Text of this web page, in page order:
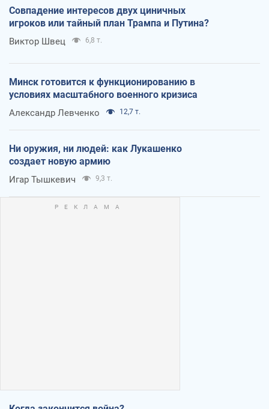
Совпадение интересов двух циничных
игроков или тайный план Трампа и Путина?
Виктор Швец 6,8 т.
Минск готовится к функционированию в
условиях масштабного военного кризиса
Александр Левченко 12,7 т.
Ни оружия, ни людей: как Лукашенко
создает новую армию
Игар Тышкевич 9,3 т.